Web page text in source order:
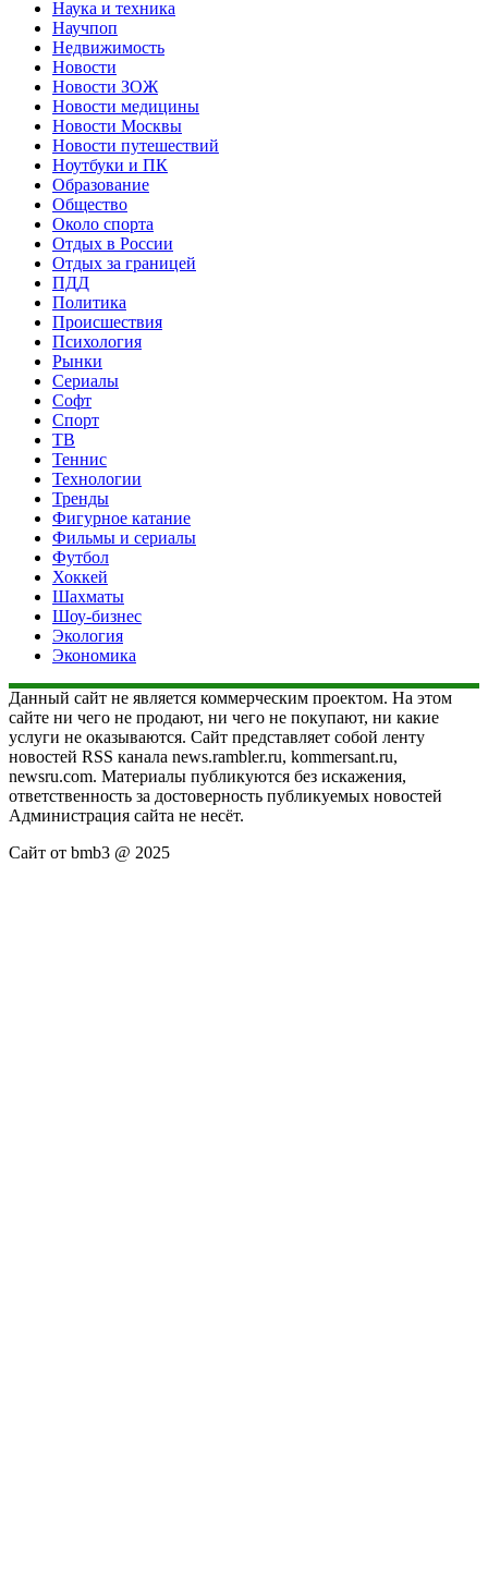
Наука и техника
Научпоп
Недвижимость
Новости
Новости ЗОЖ
Новости медицины
Новости Москвы
Новости путешествий
Ноутбуки и ПК
Образование
Общество
Около спорта
Отдых в России
Отдых за границей
ПДД
Политика
Происшествия
Психология
Рынки
Сериалы
Софт
Спорт
ТВ
Теннис
Технологии
Тренды
Фигурное катание
Фильмы и сериалы
Футбол
Хоккей
Шахматы
Шоу-бизнес
Экология
Экономика
Данный сайт не является коммерческим проектом. На этом
сайте ни чего не продают, ни чего не покупают, ни какие
услуги не оказываются. Сайт представляет собой ленту
новостей RSS канала news.rambler.ru, kommersant.ru,
newsru.com. Материалы публикуются без искажения,
ответственность за достоверность публикуемых новостей
Администрация сайта не несёт.
Сайт от bmb3 @ 2025